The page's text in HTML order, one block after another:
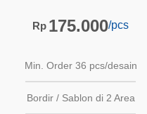
Rp 175.000/pcs
Min. Order 36 pcs/desain
Bordir / Sablon di 2 Area